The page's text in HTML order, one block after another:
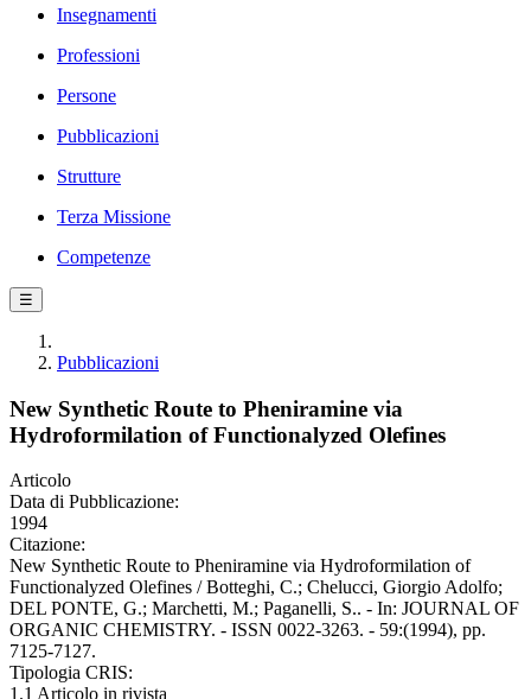
Insegnamenti
Professioni
Persone
Pubblicazioni
Strutture
Terza Missione
Competenze
☰
Pubblicazioni
New Synthetic Route to Pheniramine via
Hydroformilation of Functionalyzed Olefines
Articolo
Data di Pubblicazione:
1994
Citazione:
New Synthetic Route to Pheniramine via Hydroformilation of
Functionalyzed Olefines / Botteghi, C.; Chelucci, Giorgio Adolfo;
DEL PONTE, G.; Marchetti, M.; Paganelli, S.. - In: JOURNAL OF
ORGANIC CHEMISTRY. - ISSN 0022-3263. - 59:(1994), pp.
7125-7127.
Tipologia CRIS:
1.1 Articolo in rivista